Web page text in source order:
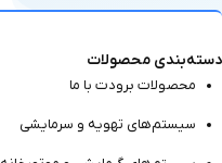
دسته‌بندی محصولات
محصولات برودت با ما
سیستم‌های تهویه و سرمایشی